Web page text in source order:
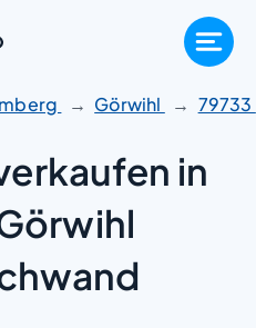
Görwihl 79733
in